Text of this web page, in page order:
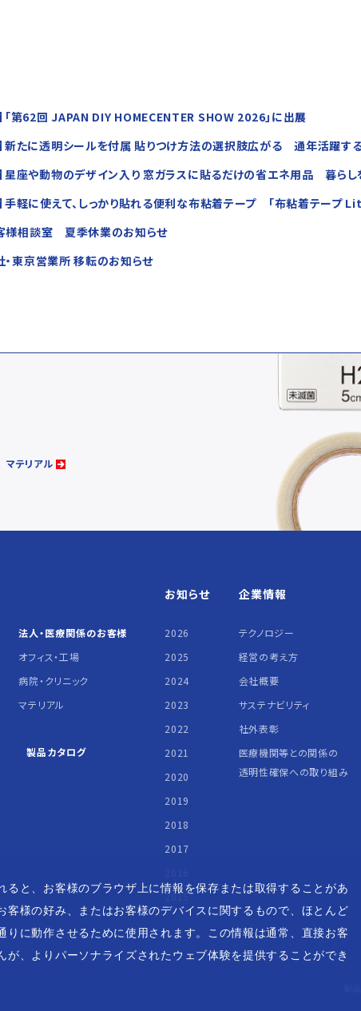
「第62回 JAPAN DIY HOMECENTER SHOW 2026」に出展
新たに透明シールを付属 貼りつけ方法の選択肢広がる 通年活躍す
星座や動物のデザイン入り 窓ガラスに貼るだけの省エネ用品 暮ら
手軽に使えて、しっかり貼れる便利な布粘着テープ 「布粘着テープ
様相談室 夏季休業のお知らせ
・東京営業所 移転のお知らせ
マテリアル
法人・医療関係のお客様
オフィス・工場
病院・クリニック
マテリアル
製品カタログ
お知らせ
2026
2025
2024
2023
2022
2021
2020
2019
2018
2017
2015
企業情報
テクノロジー
経営の考え方
会社概要
サステナビリティ
社外表彰
医療機関等との関係の
透明性確保への取り組み
ると、お客様のブラウザ上に情報を保存または取得することがあ
客様の好み、またはお客様のデバイスに関するもので、ほとんど
りに動作させるために使用されます。この情報は通常、直接お客
が、よりパーソナライズされたウェブ体験を提供することができ